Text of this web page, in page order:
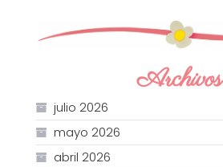
Archivos
julio 2026
mayo 2026
abril 2026